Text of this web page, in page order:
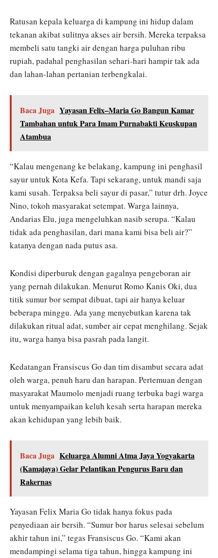
Ratusan kepala keluarga di kampung ini hidup dalam
tekanan akibat sulitnya akses air bersih. Mereka terpaksa
membeli satu tangki air dengan harga puluhan ribu
rupiah, padahal penghasilan sehari-hari hampir tak ada
dan lahan-lahan pertanian terbengkalai.
Baca Juga Yayasan Felix–Maria Go Bangun Kamar
Tambahan untuk Para Imam Purnabakti Keuskupan
Atambua
“Kalau mengenang ke belakang, kampung ini penghasil
sayur untuk Kota Kefa. Tapi sekarang, untuk mandi saja
kami susah. Terpaksa beli sayur di pasar,” tutur drh. Joyce
Nino, tokoh masyarakat setempat. Warga lainnya,
Andarias Elu, juga mengeluhkan nasib serupa. “Kalau
tidak ada penghasilan, dari mana kami bisa beli air?”
katanya dengan nada putus asa.
Kondisi diperburuk dengan gagalnya pengeboran air
yang pernah dilakukan. Menurut Romo Kanis Oki, dua
titik sumur bor sempat dibuat, tapi air hanya keluar
beberapa minggu. Ada yang menyebutkan karena tak
dilakukan ritual adat, sumber air cepat menghilang. Sejak
itu, warga hanya bisa pasrah pada langit.
Kedatangan Fransiscus Go dan tim disambut secara adat
oleh warga, penuh haru dan harapan. Pertemuan dengan
masyarakat Maumolo menjadi ruang terbuka bagi warga
untuk menyampaikan keluh kesah serta harapan mereka
akan kehidupan yang lebih baik.
Baca Juga Keluarga Alumni Atma Jaya Yogyakarta
(Kamajaya) Gelar Pelantikan Pengurus Baru dan
Rakernas
Yayasan Felix Maria Go tidak hanya fokus pada
penyediaan air bersih. “Sumur bor harus selesai sebelum
akhir tahun ini,” tegas Fransiscus Go. “Kami akan
mendampingi selama tiga tahun, hingga kampung ini